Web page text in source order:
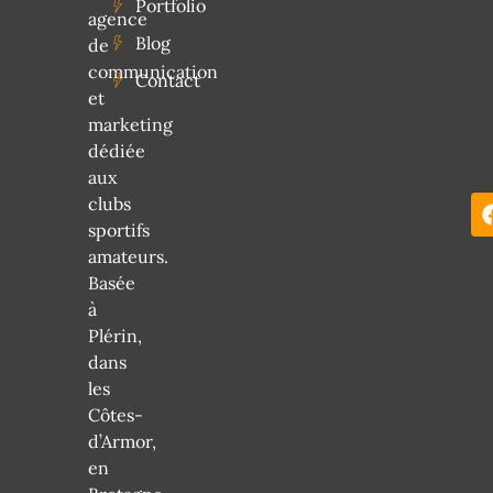
agence
de
communication
et
marketing
dédiée
aux
clubs
sportifs
amateurs.
Basée
à
Plérin,
dans
les
Côtes-
d’Armor,
en
Portfolio
Blog
Contact